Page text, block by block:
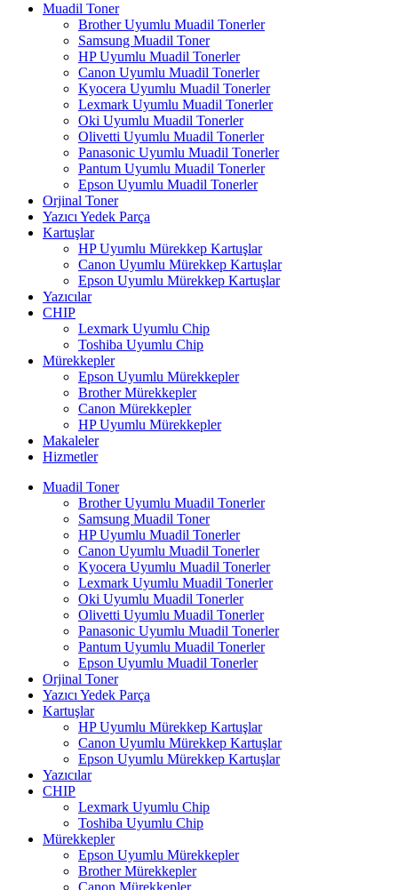
Muadil Toner
Brother Uyumlu Muadil Tonerler
Samsung Muadil Toner
HP Uyumlu Muadil Tonerler
Canon Uyumlu Muadil Tonerler
Kyocera Uyumlu Muadil Tonerler
Lexmark Uyumlu Muadil Tonerler
Oki Uyumlu Muadil Tonerler
Olivetti Uyumlu Muadil Tonerler
Panasonic Uyumlu Muadil Tonerler
Pantum Uyumlu Muadil Tonerler
Epson Uyumlu Muadil Tonerler
Orjinal Toner
Yazıcı Yedek Parça
Kartuşlar
HP Uyumlu Mürekkep Kartuşlar
Canon Uyumlu Mürekkep Kartuşlar
Epson Uyumlu Mürekkep Kartuşlar
Yazıcılar
CHIP
Lexmark Uyumlu Chip
Toshiba Uyumlu Chip
Mürekkepler
Epson Uyumlu Mürekkepler
Brother Mürekkepler
Canon Mürekkepler
HP Uyumlu Mürekkepler
Makaleler
Hizmetler
Muadil Toner
Brother Uyumlu Muadil Tonerler
Samsung Muadil Toner
HP Uyumlu Muadil Tonerler
Canon Uyumlu Muadil Tonerler
Kyocera Uyumlu Muadil Tonerler
Lexmark Uyumlu Muadil Tonerler
Oki Uyumlu Muadil Tonerler
Olivetti Uyumlu Muadil Tonerler
Panasonic Uyumlu Muadil Tonerler
Pantum Uyumlu Muadil Tonerler
Epson Uyumlu Muadil Tonerler
Orjinal Toner
Yazıcı Yedek Parça
Kartuşlar
HP Uyumlu Mürekkep Kartuşlar
Canon Uyumlu Mürekkep Kartuşlar
Epson Uyumlu Mürekkep Kartuşlar
Yazıcılar
CHIP
Lexmark Uyumlu Chip
Toshiba Uyumlu Chip
Mürekkepler
Epson Uyumlu Mürekkepler
Brother Mürekkepler